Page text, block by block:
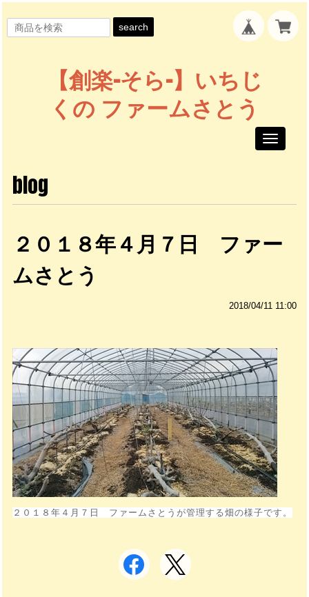
search
【創楽-そら-】いちじ
くの ファームさとう
Toggle
blog
２０１８年４月７日 ファー
ムさとう
2018/04/11 11:00
２０１８年４月７日 ファームさとうが管理する畑の様子です。